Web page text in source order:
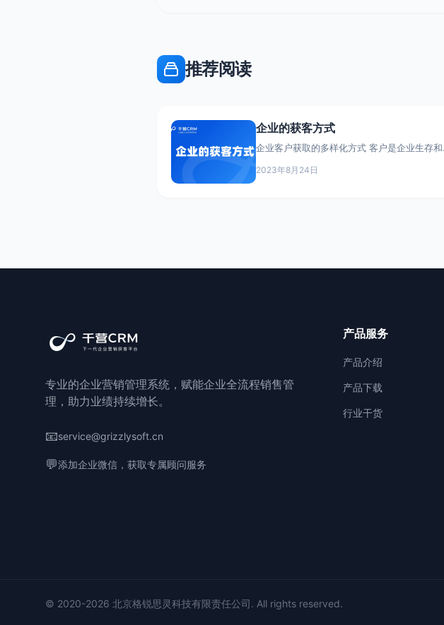
推荐阅读
企业的获客方式
企业客户获取的多样化方式 客户是企业生存和发
关重要。企业可以通过多种渠道和方法进行客户
2023年8月24日
专业的企业营销管理系统，赋能企业全流程销售管
理，助力业绩持续增长。
📧service@grizzlysoft.cn
💬添加企业微信，获取专属顾问服务
产品服务
产品介绍
产品下载
行业干货
© 2020-2026 北京格锐思灵科技有限责任公司. All rights reserved.